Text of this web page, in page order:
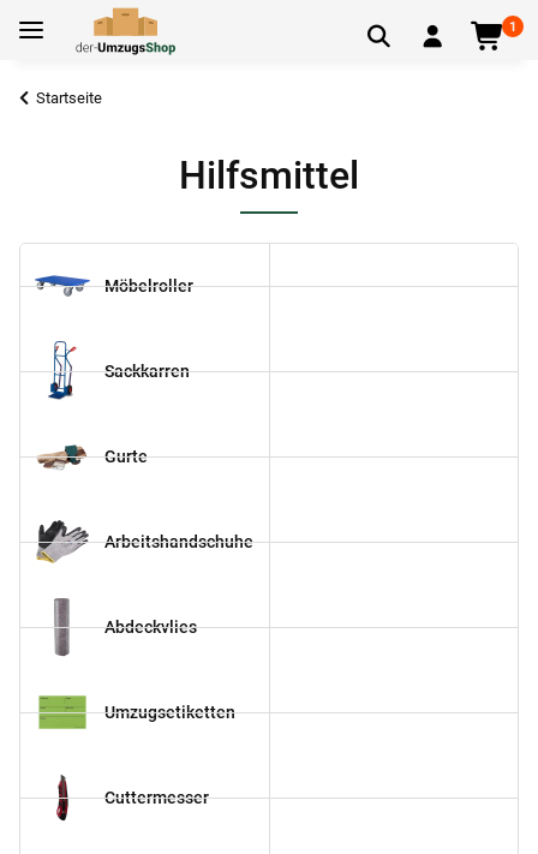
1
Startseite
Hilfsmittel
Möbelroller
Sackkarren
Gurte
Arbeitshandschuhe
Abdeckvlies
Umzugsetiketten
Cuttermesser